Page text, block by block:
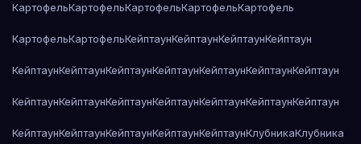
КартофельКартофельКартофельКартофельКартофель
КартофельКартофельКейптаунКейптаунКейптаунКейптаун
КейптаунКейптаунКейптаунКейптаунКейптаунКейптаунКейптаун
КейптаунКейптаунКейптаунКейптаунКейптаунКейптаунКейптаун
КейптаунКейптаунКейптаунКейптаунКейптаунКлубникаКлубника